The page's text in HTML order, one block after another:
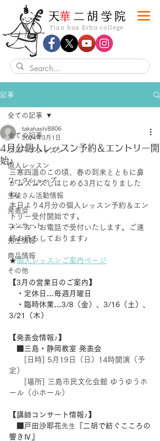
Tian hua Erhu college
​天華 二胡学院
記事
全ての記事
グループレッスン
個人レッスン
ワークショップ
生徒さん活動情報
発表会
コンサート
先生情報
商品情報
その他
全ての記事
4月分個人レッスン予約＆エントリー開
始♪
takahashi8806
2024年3月1日
三寒四温のこの頃、春の到来とともに鼻
がムズムズしはじめる3月になりました
ね。
本日より4月分の個人レッスン予約＆エン
トリー受付開始です。
メール・お電話で受付いたします。ご連
絡お待ちしております♪
★個人レッスンご案内ページ
【3月の営業日のご案内】
・定休日…毎週月曜日
・臨時休業…3/8（金）、3/16（土）、
3/21（木）
【発表会情報♪】
三島・静岡教室 発表会
[日時] 5月19日（日）14時開演（予
定）
ール（小ホール）
【講師コンサート情報♪】
■戸田沙耶花先生
二胡で紡ぐこころの
響きⅣ』